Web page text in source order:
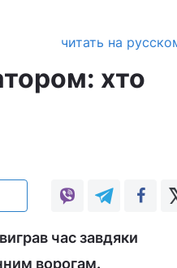
читать на
хто
час завдяки
ворогам.